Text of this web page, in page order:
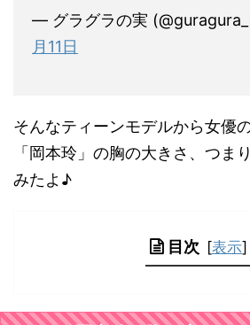
— グラグラの実
月11日
そんなティーンモデルから女優
「岡本玲」の胸の大きさ、つま
みたよ♪
目次 [表示]